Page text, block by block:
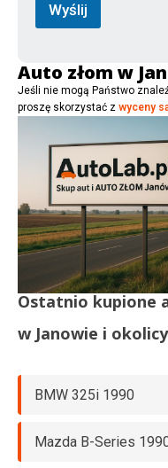
Wyślij
Auto złom w
Jeśli nie mogą Państwo
proszę skorzystać z wyceny
Ostatnio kupione
w Janowie i
BMW 325i 1990
Mazda B-Series